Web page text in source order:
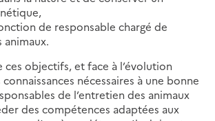
de responsable chargé de
animaux.
ces objectifs, et face à l’évolution
nécessaires à une bonne
de l’entretien des animaux
des compétences adaptées aux